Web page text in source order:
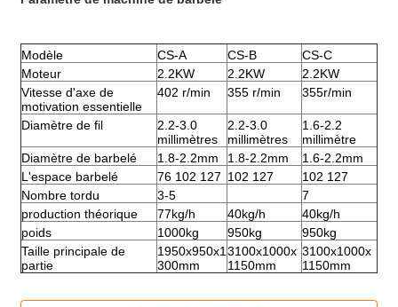
Modèle CS-A CS-B
CS-C
Moteur
2.2KW 2.2KW
2.2KW
Vitesse d'axe de
motivation essentielle
402 r/min 355 r/min 355r/min
Diamètre de fil
2.2-3.0
millimètres
2.2-3.0
millimètres
1.6-2.2
millimètre
Diamètre de barbelé
1.8-2.2mm 1.8-2.2mm
1.6-2.2mm
L'espace barbelé
76 102 127 102 127
102 127
Nombre tordu
3-5
7
production théorique
77kg/h 40kg/h
40kg/h
poids
1000kg 950kg
950kg
Taille principale de
partie
1950x950x1
300mm
3100x1000x
1150mm
3100x1000x
1150mm